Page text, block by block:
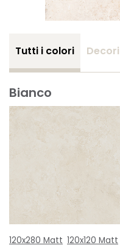
Tutti i colori Decori
Bianco
120x280 Matt 120x120 Matt